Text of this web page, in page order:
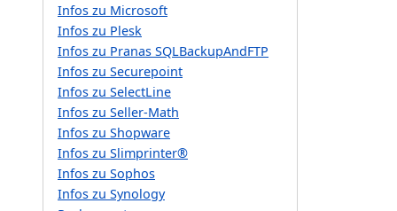
Infos zu Microsoft
Infos zu Plesk
Infos zu Pranas SQLBackupAndFTP
Infos zu Securepoint
Infos zu SelectLine
Infos zu Seller-Math
Infos zu Shopware
Infos zu Slimprinter®
Infos zu Sophos
Infos zu Synology